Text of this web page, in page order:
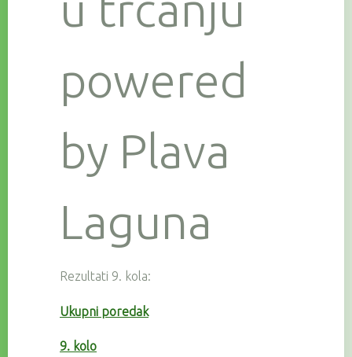
powered
by Plava
Laguna
Rezultati 9. kola:
Ukupni poredak
9. kolo